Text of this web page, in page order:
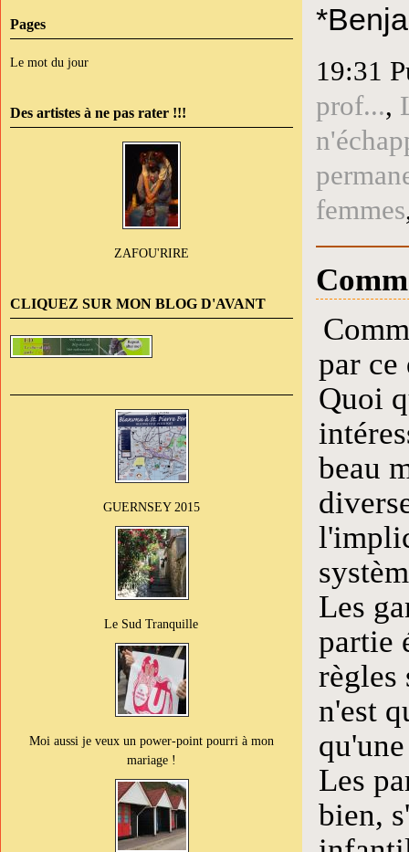
Pages
Le mot du jour
Des artistes à ne pas rater !!!
ZAFOU'RIRE
CLIQUEZ SUR MON BLOG D'AVANT
GUERNSEY 2015
Le Sud Tranquille
Moi aussi je veux un power-point pourri à mon
mariage !
19:31
prof...,
femmes
par
Quoi
beau
Les
partie
règles
n'est
Les
bien,